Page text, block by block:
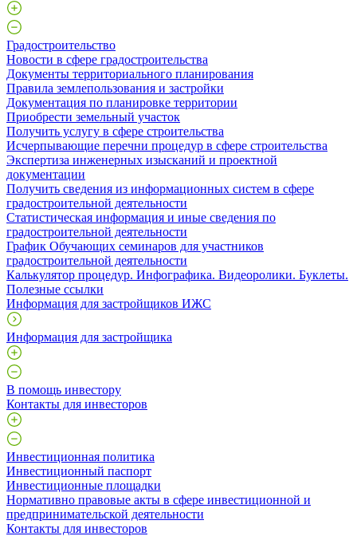
Градостроительство
Новости в сфере градостроительства
Документы территориального планирования
Правила землепользования и застройки
Документация по планировке территории
Приобрести земельный участок
Получить услугу в сфере строительства
Исчерпывающие перечни процедур в сфере строительства
Экспертиза инженерных изысканий и проектной
документации
Получить сведения из информационных систем в сфере
градостроительной деятельности
Статистическая информация и иные сведения по
градостроительной деятельности
График Обучающих семинаров для участников
градостроительной деятельности
Калькулятор процедур. Инфографика. Видеоролики. Буклеты.
Полезные ссылки
Информация для застройщиков ИЖС
Информация для застройщика
В помощь инвестору
Контакты для инвесторов
Инвестиционная политика
Инвестиционный паспорт
Инвестиционные площадки
Нормативно правовые акты в сфере инвестиционной и
предпринимательской деятельности
Контакты для инвесторов